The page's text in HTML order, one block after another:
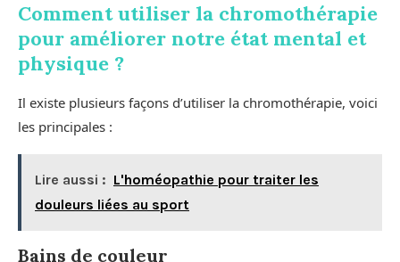
Comment utiliser la chromothérapie
pour améliorer notre état mental et
physique ?
Il existe plusieurs façons d’utiliser la chromothérapie, voici
les principales :
Lire aussi : L'homéopathie pour traiter les
douleurs liées au sport
Bains de couleur